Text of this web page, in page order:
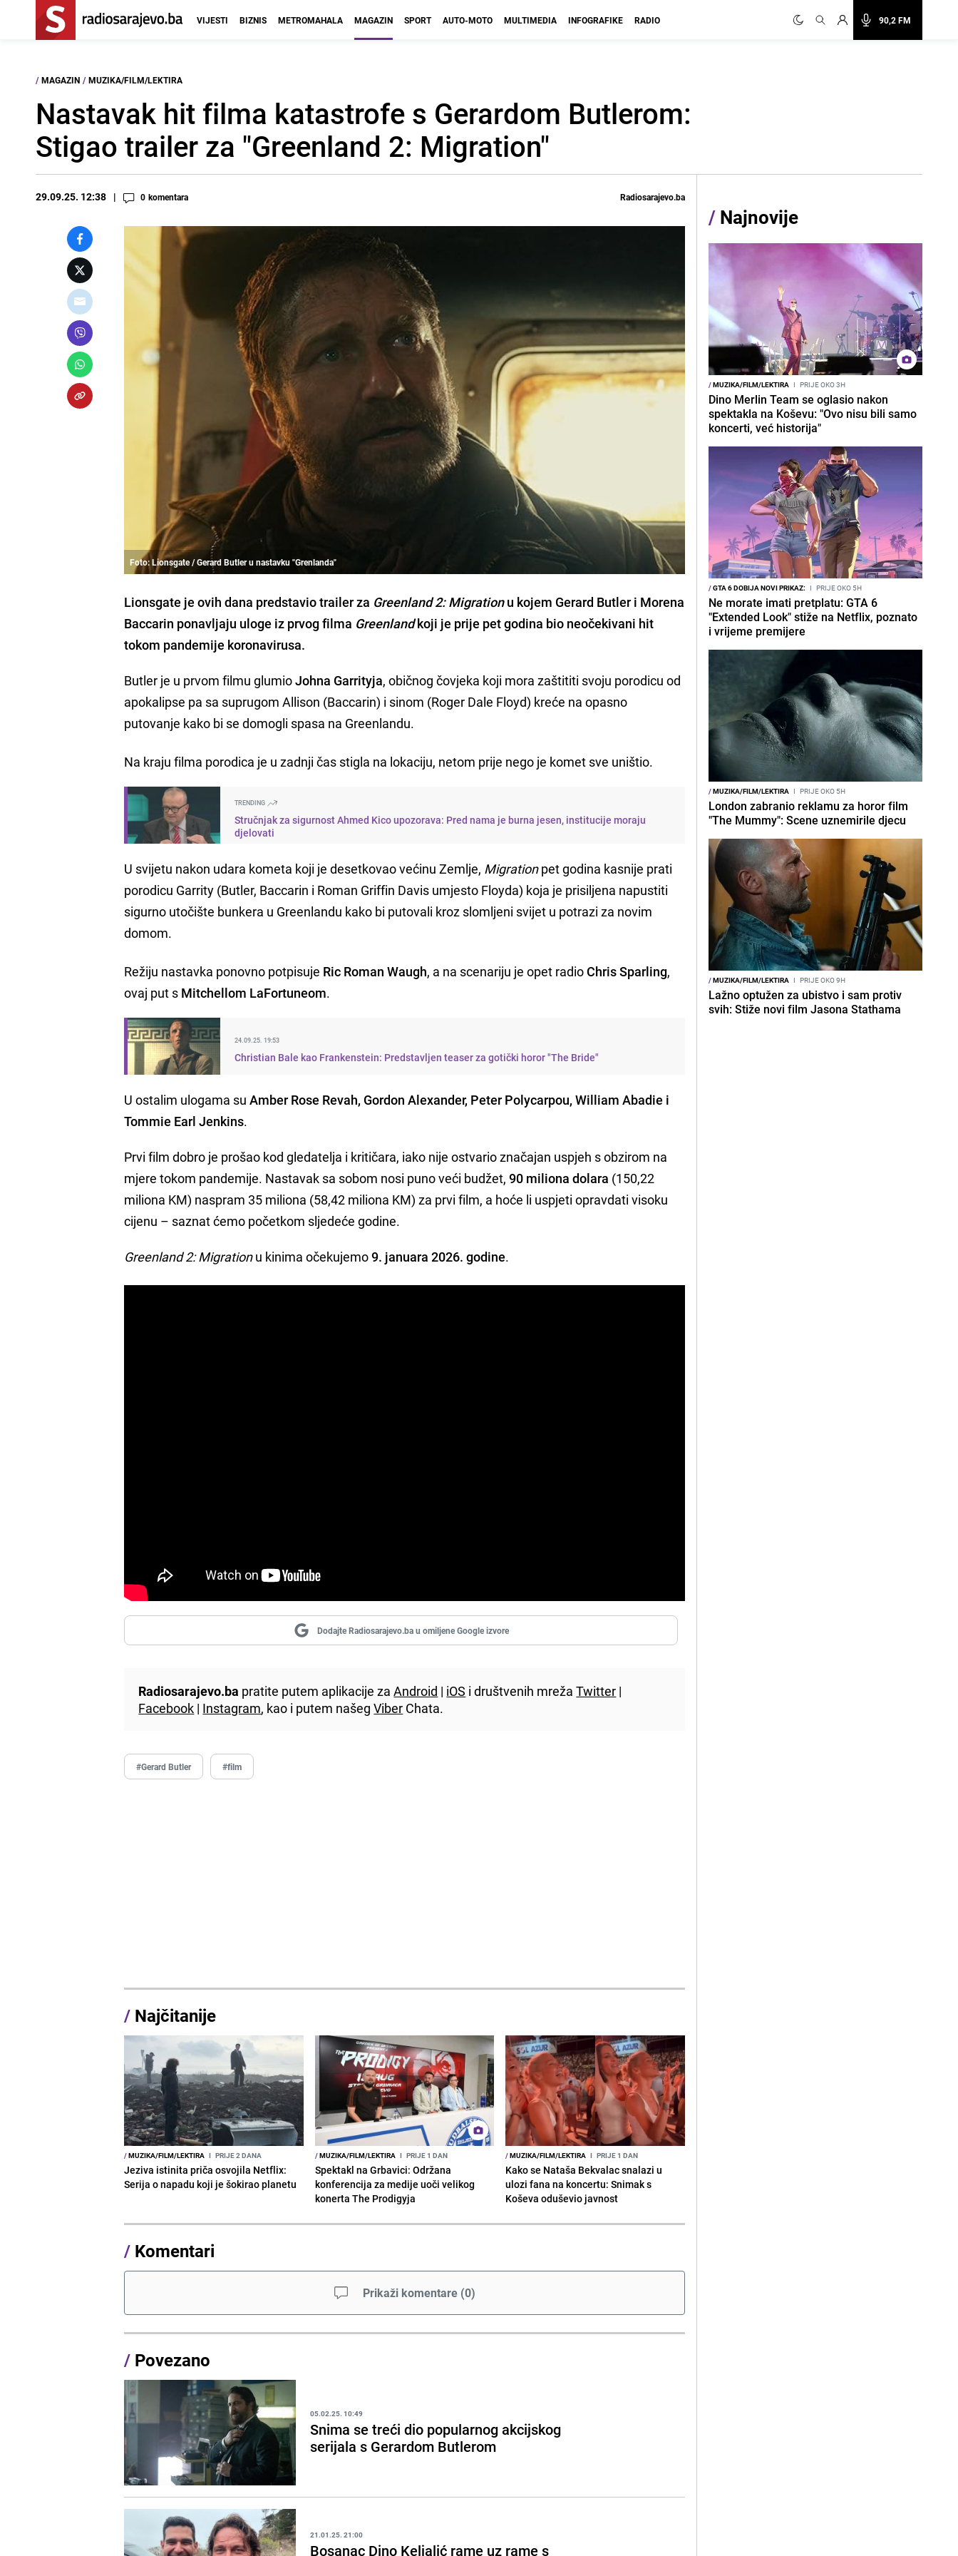
90,2 FM
VIJESTI BIZNIS METROMAHALA MAGAZIN SPORT AUTO-MOTO MULTIMEDIA INFOGRAFIKE RADIO
/ MAGAZIN / MUZIKA/FILM/LEKTIRA
Nastavak hit filma katastrofe s Gerardom Butlerom:
Stigao trailer za "Greenland 2: Migration"
29.09.25. 12:38 0 komentara Radiosarajevo.ba
Foto: Lionsgate / Gerard Butler u nastavku "Grenlanda"
Lionsgate je ovih dana predstavio trailer za Greenland 2: Migrationu kojem Gerard Butler i Morena
Baccarin ponavljaju uloge iz prvog filma Greenlandkoji je prije pet godina bio neočekivani hit
tokom pandemije koronavirusa.
Butler je u prvom filmu glumioJohna Garrityja, običnog čovjeka koji mora zaštititi svoju porodicu od
apokalipse pa sa suprugom Allison (Baccarin) i sinom (Roger Dale Floyd) kreće na opasno
putovanje kako bi se domogli spasa na Greenlandu.
Na kraju filma porodica je u zadnji čas stigla na lokaciju, netom prije nego je komet sve uništio.
TRENDING
Stručnjak za sigurnost Ahmed Kico upozorava: Pred nama je burna jesen, institucije moraju
djelovati
U svijetu nakon udara kometa koji je desetkovao većinu Zemlje, Migrationpet godina kasnije prati
porodicu Garrity (Butler, Baccarin i Roman Griffin Davis umjesto Floyda) koja je prisiljena napustiti
sigurno utočište bunkera u Greenlandu kako bi putovali kroz slomljeni svijet u potrazi za novim
domom.
Režiju nastavka ponovno potpisuje Ric Roman Waugh, a na scenariju je opet radioChris Sparling,
ovaj put s Mitchellom LaFortuneom.
24.09.25. 19:53
Christian Bale kao Frankenstein: Predstavljen teaser za gotički horor "The Bride"
U ostalim ulogama suAmber Rose Revah, Gordon Alexander, Peter Polycarpou, William Abadie i
Tommie Earl Jenkins.
Prvi film dobro je prošao kod gledatelja i kritičara, iako nije ostvario značajan uspjeh s obzirom na
mjere tokom pandemije. Nastavak sa sobom nosi puno veći budžet, 90 miliona dolara (150,22
miliona KM) naspram 35 miliona (58,42 miliona KM) za prvi film, a hoće li uspjeti opravdati visoku
cijenu – saznat ćemo početkom sljedeće godine.
Greenland 2: Migrationu kinima očekujemo9. januara 2026. godine.
Dodajte Radiosarajevo.ba u omiljene Google izvore
Radiosarajevo.ba pratite putem aplikacije zaAndroid | iOS i društvenih mrežaTwitter |
Facebook | Instagram, kao i putem našegViber Chata.
#Gerard Butler #film
/ Najčitanije
/MUZIKA/FILM/LEKTIRA I PRIJE 2 DANA
Jeziva istinita priča osvojila Netflix:
Serija o napadu koji je šokirao planetu
/MUZIKA/FILM/LEKTIRA I PRIJE 1 DAN
Spektakl na Grbavici: Održana
konferencija za medije uoči velikog
konerta The Prodigyja
/MUZIKA/FILM/LEKTIRA I PRIJE 1 DAN
Kako se Nataša Bekvalac snalazi u
ulozi fana na koncertu: Snimak s
Koševa oduševio javnost
/ Komentari
Prikaži komentare (0)
/ Povezano
05.02.25. 10:49
Snima se treći dio popularnog akcijskog
serijala s Gerardom Butlerom
21.01.25. 21:00
Bosanac Dino Keljalić rame uz rame s
/ Najnovije
/MUZIKA/FILM/LEKTIRA I PRIJE OKO 3H
Dino Merlin Team se oglasio nakon
spektakla na Koševu: "Ovo nisu bili samo
koncerti, već historija"
/GTA 6 DOBIJA NOVI PRIKAZ: I PRIJE OKO 5H
Ne morate imati pretplatu: GTA 6
"Extended Look" stiže na Netflix, poznato
i vrijeme premijere
/MUZIKA/FILM/LEKTIRA I PRIJE OKO 5H
London zabranio reklamu za horor film
"The Mummy": Scene uznemirile djecu
/MUZIKA/FILM/LEKTIRA I PRIJE OKO 9H
Lažno optužen za ubistvo i sam protiv
svih: Stiže novi film Jasona Stathama